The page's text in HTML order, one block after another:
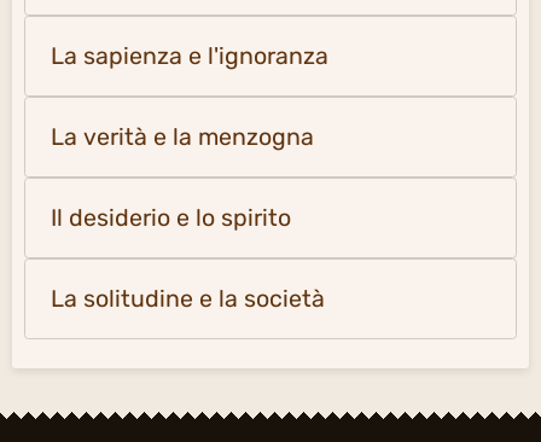
La sapienza e l'ignoranza
La verità e la menzogna
Il desiderio e lo spirito
La solitudine e la società